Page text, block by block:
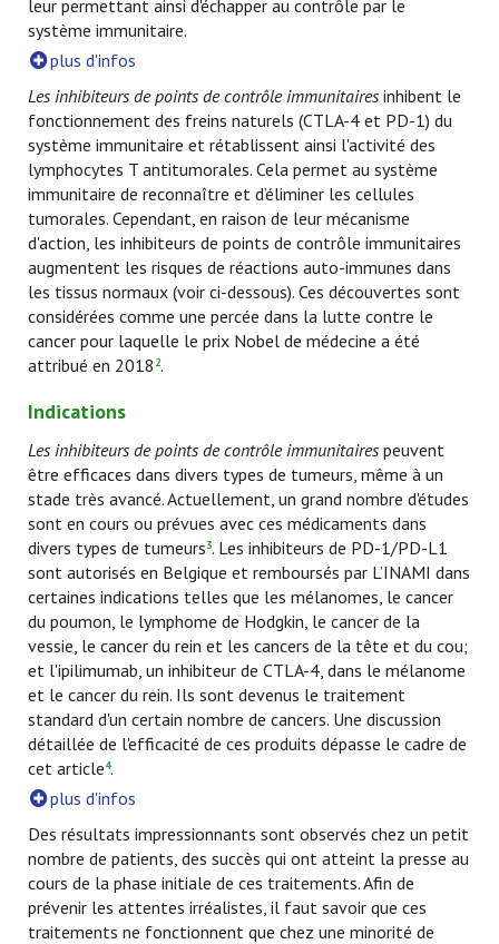
leur permettant ainsi d'échapper au contrôle par le
système immunitaire.
plus d'infos
Les inhibiteurs de points de contrôle immunitaires inhibent le
fonctionnement des freins naturels (CTLA-4 et PD-1) du
système immunitaire et rétablissent ainsi l'activité des
lymphocytes T antitumorales. Cela permet au système
immunitaire de reconnaître et d’éliminer les cellules
tumorales. Cependant, en raison de leur mécanisme
d'action, les inhibiteurs de points de contrôle immunitaires
augmentent les risques de réactions auto-immunes dans
les tissus normaux (voir ci-dessous). Ces découvertes sont
considérées comme une percée dans la lutte contre le
cancer pour laquelle le prix Nobel de médecine a été
attribué en 2018 2.
Indications
Les inhibiteurs de points de contrôle immunitaires peuvent
être efficaces dans divers types de tumeurs, même à un
stade très avancé. Actuellement, un grand nombre d'études
sont en cours ou prévues avec ces médicaments dans
divers types de tumeurs3. Les inhibiteurs de PD-1/PD-L1
sont autorisés en Belgique et remboursés par L’INAMI dans
certaines indications telles que les mélanomes, le cancer
du poumon, le lymphome de Hodgkin, le cancer de la
vessie, le cancer du rein et les cancers de la tête et du cou;
et l'ipilimumab, un inhibiteur de CTLA-4, dans le mélanome
et le cancer du rein. Ils sont devenus le traitement
standard d'un certain nombre de cancers. Une discussion
détaillée de l'efficacité de ces produits dépasse le cadre de
cet article4.
plus d'infos
Des résultats impressionnants sont observés chez un petit
nombre de patients, des succès qui ont atteint la presse au
cours de la phase initiale de ces traitements. Afin de
prévenir les attentes irréalistes, il faut savoir que ces
traitements ne fonctionnent que chez une minorité de